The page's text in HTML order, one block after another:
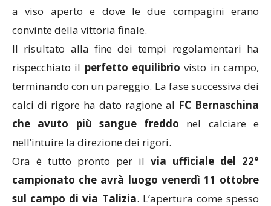
a viso aperto e dove le due compagini erano
convinte della vittoria finale.
Il risultato alla fine dei tempi regolamentari ha
rispecchiato il perfetto equilibrio visto in campo,
terminando con un pareggio. La fase successiva dei
calci di rigore ha dato ragione al FC Bernaschina
che avuto più sangue freddo nel calciare e
nell’intuire la direzione dei rigori.
Ora è tutto pronto per il via ufficiale del 22°
campionato che avrà luogo venerdì 11 ottobre
sul campo di via Talizia. L’apertura come spesso